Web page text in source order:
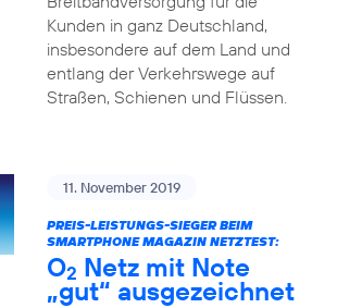
Kunden in ganz Deutschland,
insbesondere auf dem Land und
entlang der Verkehrswege auf
Straßen, Schienen und Flüssen.
11. November 2019
PREIS-LEISTUNGS-SIEGER BEIM
SMARTPHONE MAGAZIN NETZTEST:
O2 Netz mit Note
„gut“ ausgezeichnet